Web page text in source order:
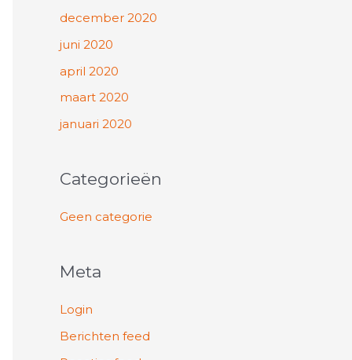
december 2020
juni 2020
april 2020
maart 2020
januari 2020
Categorieën
Geen categorie
Meta
Login
Berichten feed